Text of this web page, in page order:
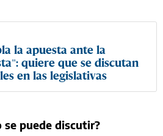
la apuesta ante la
quiere que se discutan
en las legislativas
se puede discutir?